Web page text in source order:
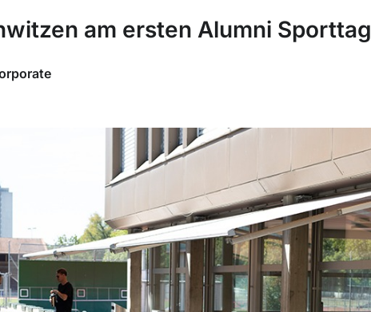
am ersten Alumni Sporttag